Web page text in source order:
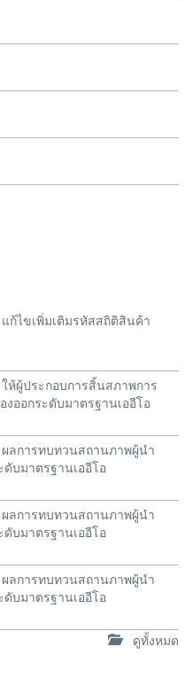
ก้ไขเพิ่มเติมรหัสสถิติสินค้า
ห้ผู้ประกอบการสิ้นสภาพการ
งออกระดับมาตรฐานเออีโอ
ลการทบทวนสถานภาพผู้นำ
ดับมาตรฐานเออีโอ
ลการทบทวนสถานภาพผู้นำ
ดับมาตรฐานเออีโอ
ลการทบทวนสถานภาพผู้นำ
ดับมาตรฐานเออีโอ
ดูทั้งหมด